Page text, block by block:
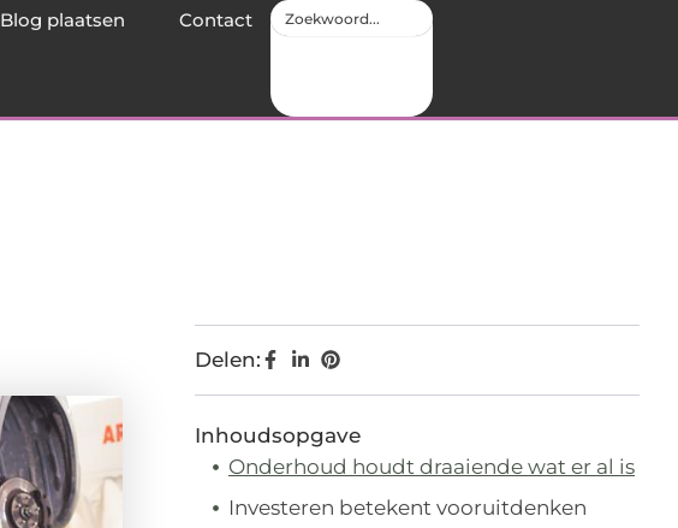
Blog plaatsen Contact
Delen:
Inhoudsopgave
Onderhoud houdt draaiende wat er al is
Investeren betekent vooruitdenken